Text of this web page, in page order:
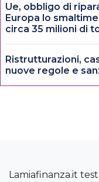
Ue, obbligo di
Europa lo
circa 35 milioni di
Ristrutturazioni,
nuove regole e
Lamiafinanza.it